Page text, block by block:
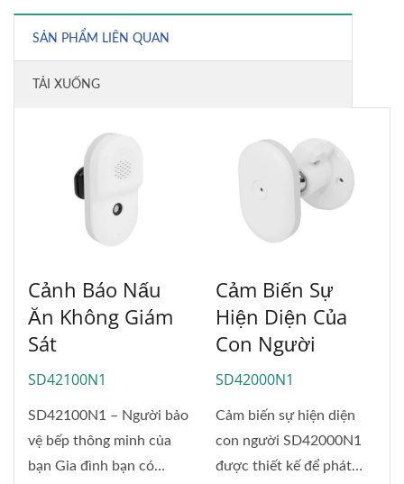
SẢN PHẨM LIÊN QUAN
TẢI XUỐNG
Cảnh Báo Nấu
Ăn Không Giám
Sát
SD42100N1
SD42100N1 – Người bảo
vệ bếp thông minh của
bạn Gia đình bạn có
Cảm Biến Sự
Hiện Diện Của
Con Người
SD42000N1
Cảm biến sự hiện diện
con người SD42000N1
được thiết kế để phát